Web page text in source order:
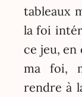
tableaux
la foi
ce jeu, en
ma foi,
rendre à